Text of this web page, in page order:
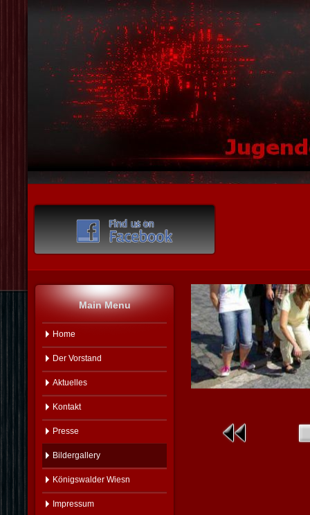
Main Menu
Home
Der Vorstand
Aktuelles
Kontakt
Presse
Bildergallery
Königswalder Wiesn
Impressum